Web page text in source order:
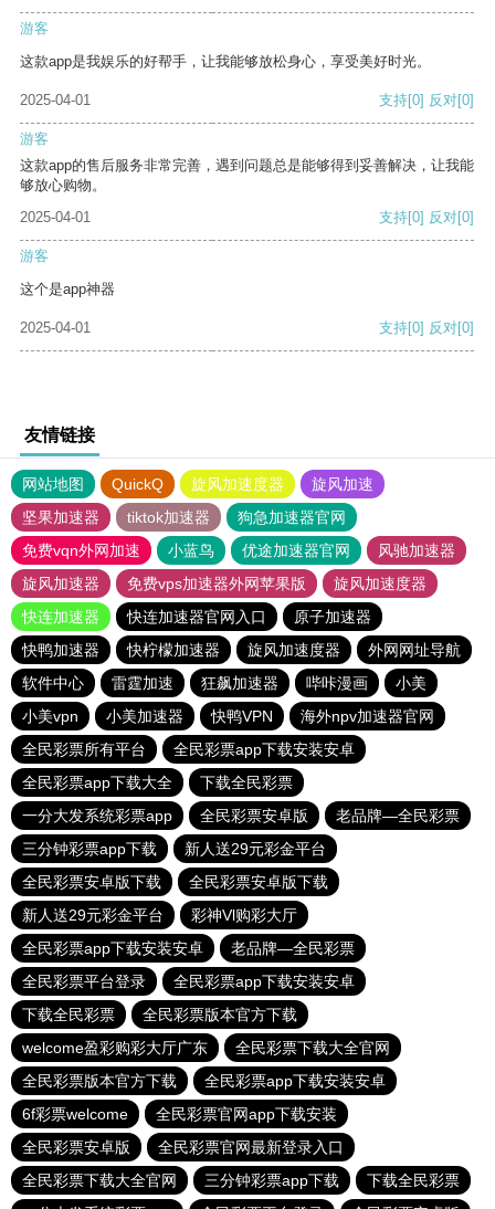
游客
这款app是我娱乐的好帮手，让我能够放松身心，享受美好时光。
2025-04-01 支持[0] 反对[0]
游客
这款app的售后服务非常完善，遇到问题总是能够得到妥善解决，让我能
够放心购物。
2025-04-01
支持[0] 反对[0]
游客
这个是app神器
2025-04-01 支持[0] 反对[0]
友情链接
网站地图 QuickQ 旋风加速度器
旋风加速
坚果加速器
tiktok加速器
狗急加速器官网
免费vqn外网加速
小蓝鸟 优途加速器官网
风驰加速器
旋风加速器
免费vps加速器外网苹果版
旋风加速度器
快连加速器
快连加速器官网入口
原子加速器
快鸭加速器
快柠檬加速器 旋风加速度器
外网网址导航
软件中心
雷霆加速 狂飙加速器 哔咔漫画
小美
小美vpn
小美加速器 快鸭VPN
海外npv加速器官网
全民彩票所有平台
全民彩票app下载安装安卓
全民彩票app下载大全
下载全民彩票
一分大发系统彩票app
全民彩票安卓版
老品牌—全民彩票
三分钟彩票app下载
新人送29元彩金平台
全民彩票安卓版下载
全民彩票安卓版下载
新人送29元彩金平台
彩神Vl购彩大厅
全民彩票app下载安装安卓
老品牌—全民彩票
全民彩票平台登录
全民彩票app下载安装安卓
下载全民彩票
全民彩票版本官方下载
welcome盈彩购彩大厅广东
全民彩票下载大全官网
全民彩票版本官方下载
全民彩票app下载安装安卓
6f彩票welcome
全民彩票官网app下载安装
全民彩票安卓版
全民彩票官网最新登录入口
全民彩票下载大全官网
三分钟彩票app下载
下载全民彩票